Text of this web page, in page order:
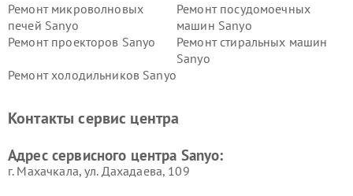
Ремонт микроволновых
печей Sanyo
Ремонт посудомоечных
машин Sanyo
Ремонт проекторов Sanyo
Ремонт стиральных машин
Sanyo
Ремонт холодильников Sanyo
Контакты сервис центра
Адрес сервисного центра Sanyo:
г. Махачкала, ул. Дахадаева, 109